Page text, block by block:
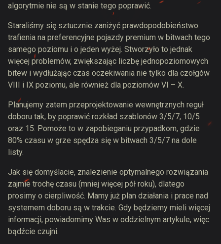
algorytmie nie są w stanie tego poprawić.
Staraliśmy się sztucznie zaniżyć prawdopodobieństwo
trafienia na preferencyjne pojazdy premium w bitwach tego
samego poziomu i o jeden wyżej. Stworzyło to jednak
więcej problemów, zwiększając liczbę jednopoziomowych
bitew i wydłużając czas oczekiwania nie tylko dla czołgów
VIII i IX poziomu, ale również dla poziomów VI – X.
Planujemy zatem przeprojektowanie wewnętrznych reguł
doboru tak, by poprawić rozkład szablonów 3/5/7, 10/5
oraz 15. Pomoże to w zapobieganiu przypadkom, gdzie
80% czasu w grze spędza się w bitwach 3/5/7 na dole
listy.
Jak się domyślacie, znalezienie optymalnego rozwiązania
zajmie trochę czasu (mniej więcej pół roku), dlatego
prosimy o cierpliwość. Mamy już plan działania i prace nad
systemem doboru są w trakcie. Gdy będziemy mieli więcej
informacji, powiadomimy Was w oddzielnym artykule, więc
bądźcie czujni.